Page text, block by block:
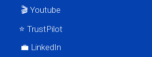
🎬 Youtube
⭐ TrustPilot
💼 LinkedIn